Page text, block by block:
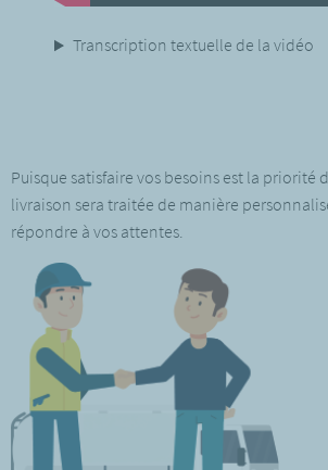
Transcription textuelle de la vidéo
Puisque satisfaire vos besoins est la priorité
livraison sera traitée de manière
répondre à vos attentes.